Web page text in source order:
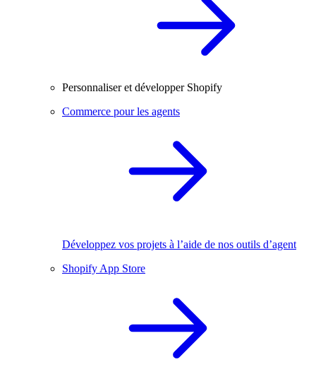
Personnaliser et développer Shopify
Commerce pour les agents
Développez vos projets à l’aide de nos outils d’agent
Shopify App Store